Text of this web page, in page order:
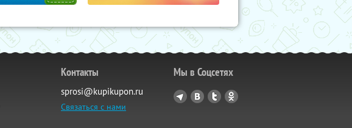
Контакты
sprosi@kupikupon.ru
Связаться с нами
Мы в Соцсетях